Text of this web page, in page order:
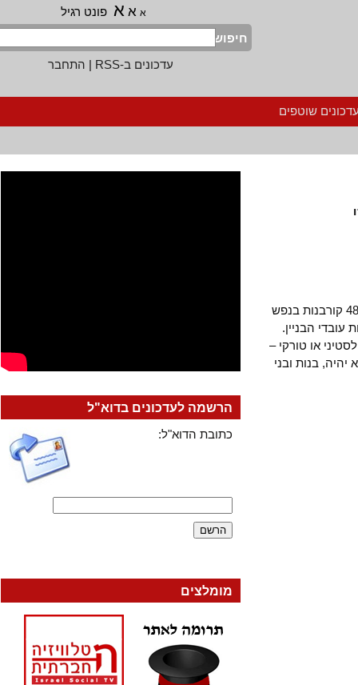
א א פונט רגיל
חיפוש
עדכונים ב-RSS
|התחבר
שוטפים
הסתיימה: מסכמים שנה קשה ועצובה עם 48 קורבנות בנפש
הבניין.
או טורקי –
בנות ובני
הרשמה לעדכונים בדוא"ל
כתובת הדוא"ל:
מומלצים